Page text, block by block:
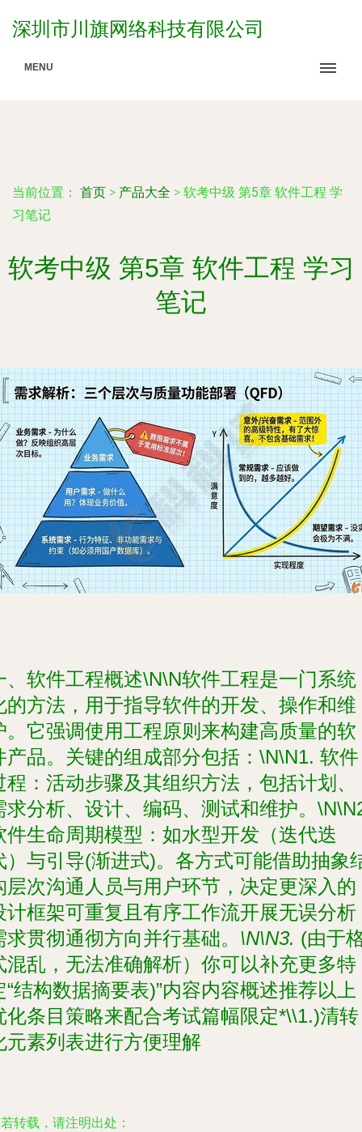
深圳市川旗网络科技有限公司
MENU
当前位置： 首页 > 产品大全 > 软考中级 第5章 软件工程 学
习笔记
软考中级 第5章 软件工程 学习
笔记
、软件工程概述\N\N软件工程是一门系统
的方法，用于指导软件的开发、操作和维
。它强调使用工程原则来构建高质量的软
产品。关键的组成部分包括：\N\N1. 软件
程 ：活动步骤及其组织方法，包括计划、
求分析、设计、编码、测试和维护。
件生命周期模型 ：如水型开发（迭代迭
）与引导(渐进式)。各方式可能借助抽象
层次沟通人员与用户环节，决定更深入的
计框架可重复且有序工作流开展无误分析
求贯彻通彻方向并行基础。 \N\N3. (由于
混乱，无法准确解析）你可以补充更多特
“结构数据摘要表)”内容内容概述推荐以上
化条目策略来配合考试篇幅限定*\\1.)清转
元素列表进行方便理解
转载，请注明出处：